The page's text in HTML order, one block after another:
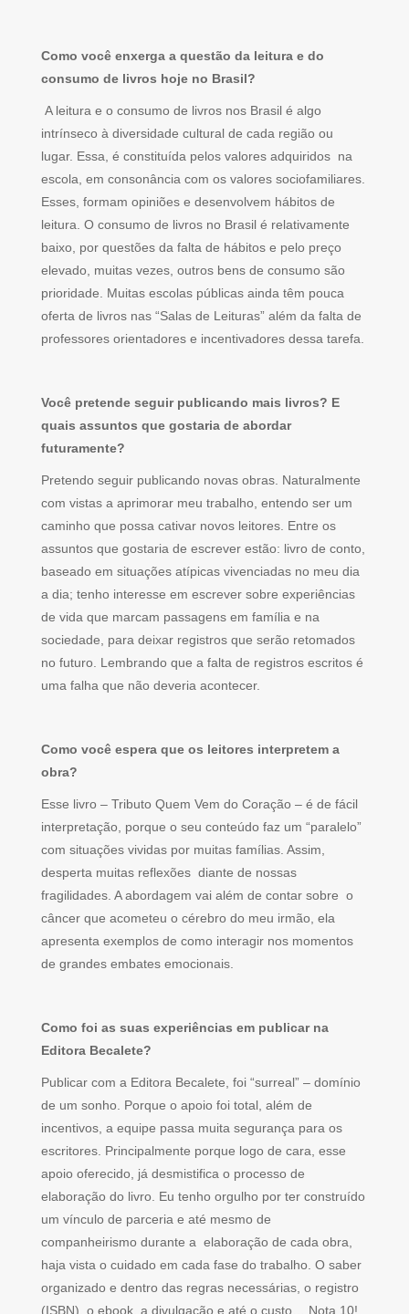
Como você enxerga a questão da leitura e do
consumo de livros hoje no Brasil?
A leitura e o consumo de livros nos Brasil é algo
intrínseco à diversidade cultural de cada região ou
lugar. Essa, é constituída pelos valores adquiridos na
escola, em consonância com os valores sociofamiliares.
Esses, formam opiniões e desenvolvem hábitos de
leitura. O consumo de livros no Brasil é relativamente
baixo, por questões da falta de hábitos e pelo preço
elevado, muitas vezes, outros bens de consumo são
prioridade. Muitas escolas públicas ainda têm pouca
oferta de livros nas “Salas de Leituras” além da falta de
professores orientadores e incentivadores dessa tarefa.
Você pretende seguir publicando mais livros? E
quais assuntos que gostaria de abordar
futuramente?
Pretendo seguir publicando novas obras. Naturalmente
com vistas a aprimorar meu trabalho, entendo ser um
caminho que possa cativar novos leitores. Entre os
assuntos que gostaria de escrever estão: livro de conto,
baseado em situações atípicas vivenciadas no meu dia
a dia; tenho interesse em escrever sobre experiências
de vida que marcam passagens em família e na
sociedade, para deixar registros que serão retomados
no futuro. Lembrando que a falta de registros escritos é
uma falha que não deveria acontecer.
Como você espera que os leitores interpretem a
obra?
Esse livro – Tributo Quem Vem do Coração – é de fácil
interpretação, porque o seu conteúdo faz um “paralelo”
com situações vividas por muitas famílias. Assim,
desperta muitas reflexões diante de nossas
fragilidades. A abordagem vai além de contar sobre o
câncer que acometeu o cérebro do meu irmão, ela
apresenta exemplos de como interagir nos momentos
de grandes embates emocionais.
Como foi as suas experiências em publicar na
Editora Becalete?
Publicar com a Editora Becalete, foi “surreal” – domínio
de um sonho. Porque o apoio foi total, além de
incentivos, a equipe passa muita segurança para os
escritores. Principalmente porque logo de cara, esse
apoio oferecido, já desmistifica o processo de
elaboração do livro. Eu tenho orgulho por ter construído
um vínculo de parceria e até mesmo de
companheirismo durante a elaboração de cada obra,
haja vista o cuidado em cada fase do trabalho. O saber
organizado e dentro das regras necessárias, o registro
(ISBN), o ebook, a divulgação e até o custo… Nota 10!